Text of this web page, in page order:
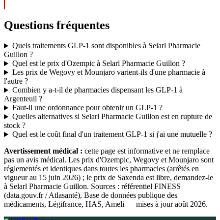
Questions fréquentes
Quels traitements GLP-1 sont disponibles à Selarl Pharmacie
Guillon ?
Quel est le prix d'Ozempic à Selarl Pharmacie Guillon ?
Les prix de Wegovy et Mounjaro varient-ils d'une pharmacie à
l'autre ?
Combien y a-t-il de pharmacies dispensant les GLP-1 à
Argenteuil ?
Faut-il une ordonnance pour obtenir un GLP-1 ?
Quelles alternatives si Selarl Pharmacie Guillon est en rupture de
stock ?
Quel est le coût final d'un traitement GLP-1 si j'ai une mutuelle ?
Avertissement médical : cette page est informative et ne remplace
pas un avis médical. Les prix d'Ozempic, Wegovy et Mounjaro sont
réglementés et identiques dans toutes les pharmacies (arrêtés en
vigueur au 15 juin 2026) ; le prix de Saxenda est libre, demandez-le
à Selarl Pharmacie Guillon. Sources : référentiel FINESS
(data.gouv.fr / Atlasanté), Base de données publique des
médicaments, Légifrance, HAS, Ameli — mises à jour août 2026.